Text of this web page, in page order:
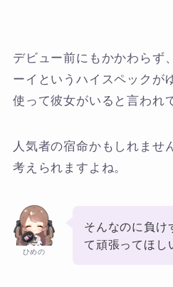
デビュー前にもかかわらず
ーイというハイスペックが
使って彼女がいると言われ
人気者の宿命かもしれませ
考えられますよね。
ひめの
そんなのに負け
て頑張ってほし